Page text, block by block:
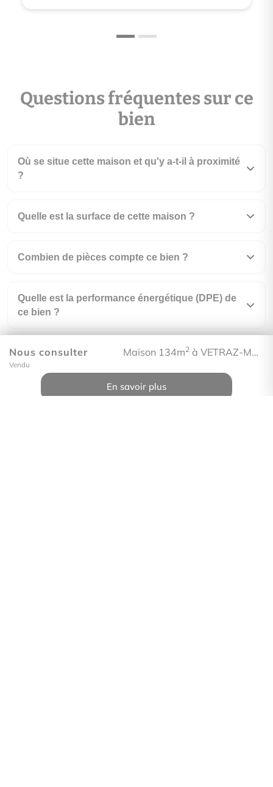
Nous consulter Maison 134m2à VETRAZ-MONTHOUX
Vendu
En savoir plus
Questions fréquentes sur ce
bien
Où se situe cette maison et qu'y a-t-il à proximité
?
Quelle est la surface de cette maison ?
Combien de pièces compte ce bien ?
Quelle est la performance énergétique (DPE) de
ce bien ?
En quelle année a été construit ce bien ?
Comment visiter ce bien ?